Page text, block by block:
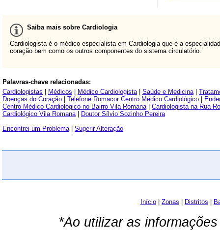
Saiba mais sobre Cardiologia
Cardiologista é o médico especialista em Cardiologia que é a
coração bem como os outros componentes do sistema circulatório.
Palavras-chave relacionadas:
Cardiologistas
Médicos Médico Cardiologista| Saúde e Medicina|
Doenças do Coração
Telefone Romacor Centro Médico Cardiológico
Centro Médico Cardiológico no Bairro Vila Romana| Cardiologista na Rua
Cardiológico Vila Romana|
Doutor Sílvio Sozinho Pereira
Encontrei um Problema| Sugerir Alteração
Início Zonas Distritos
*Ao utilizar as